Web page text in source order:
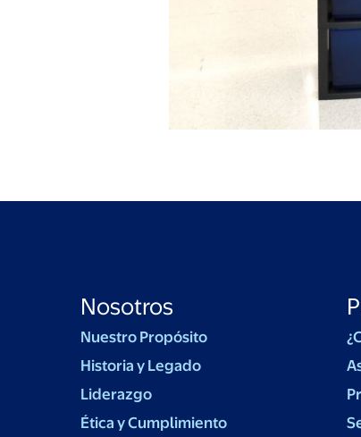
Nosotros
Nuestro Propósito
Historia y Legado
Liderazgo
Ética y Cumplimiento